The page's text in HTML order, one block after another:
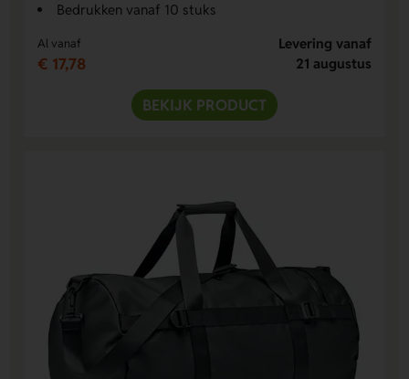
Bedrukken vanaf 10 stuks
Al vanaf
€ 17,78
Levering vanaf
21 augustus
BEKIJK PRODUCT